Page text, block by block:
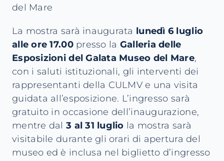
del Mare
La mostra sarà inaugurata lunedì 6 luglio
alle ore 17.00presso la Galleria delle
Esposizioni del Galata Museo del Mare,
con i saluti istituzionali, gli interventi dei
rappresentanti della CULMV e una visita
guidata all’esposizione. L’ingresso sarà
gratuito in occasione dell’inaugurazione,
mentre dal 3 al 31 luglio la mostra sarà
visitabile durante gli orari di apertura del
museo ed è inclusa nel biglietto d’ingresso